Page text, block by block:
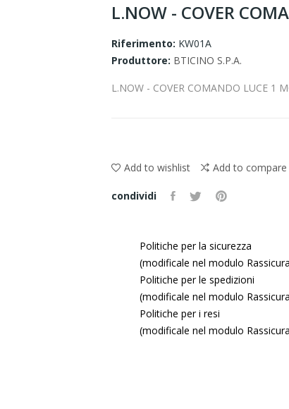
L.NOW - COVER
Riferimento: KW01A
Produttore: BTICINO S.P.A.
L.NOW - COVER COMANDO LUCE 1
Add to wishlist Add to compare
condividi
Politiche per la sicurezza
(modificale nel modulo
Politiche per le spedizioni
(modificale nel modulo
Politiche per i resi
(modificale nel modulo